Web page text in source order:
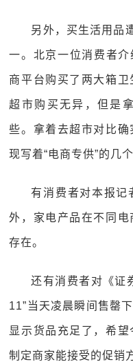
另外，买生活用品
一。北京一位消费者介
商平台购买了两大箱
超市购买无异，但是
些。拿着去超市对比
现写着“电商专供”的几
有消费者对本报记
外，家电产品在不同
存在。
还有消费者对《证
11”当天凌晨瞬间售罄
显示货品充足了，希望
制定商家能接受的促销